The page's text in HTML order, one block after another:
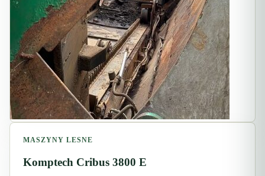
MASZYNY LESNE
Komptech Cribus 3800 E